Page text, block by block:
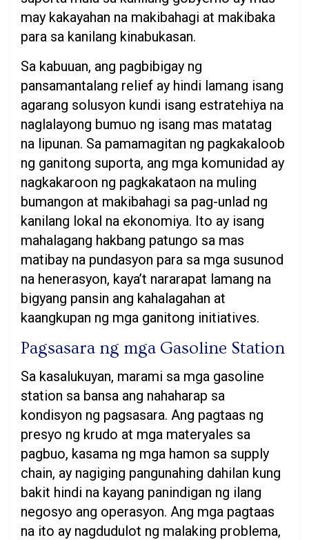
may kakayahan na makibahagi at makibaka
para sa kanilang kinabukasan.
Sa kabuuan, ang pagbibigay ng
pansamantalang relief ay hindi lamang isang
agarang solusyon kundi isang estratehiya na
naglalayong bumuo ng isang mas matatag
na lipunan. Sa pamamagitan ng pagkakaloob
ng ganitong suporta, ang mga komunidad ay
nagkakaroon ng pagkakataon na muling
bumangon at makibahagi sa pag-unlad ng
kanilang lokal na ekonomiya. Ito ay isang
mahalagang hakbang patungo sa mas
matibay na pundasyon para sa mga susunod
na henerasyon, kaya’t nararapat lamang na
bigyang pansin ang kahalagahan at
kaangkupan ng mga ganitong initiatives.
Pagsasara ng mga Gasoline Station
Sa kasalukuyan, marami sa mga gasoline
station sa bansa ang nahaharap sa
kondisyon ng pagsasara. Ang pagtaas ng
presyo ng krudo at mga materyales sa
pagbuo, kasama ng mga hamon sa supply
chain, ay nagiging pangunahing dahilan kung
bakit hindi na kayang panindigan ng ilang
negosyo ang operasyon. Ang mga pagtaas
na ito ay nagdudulot ng malaking problema,